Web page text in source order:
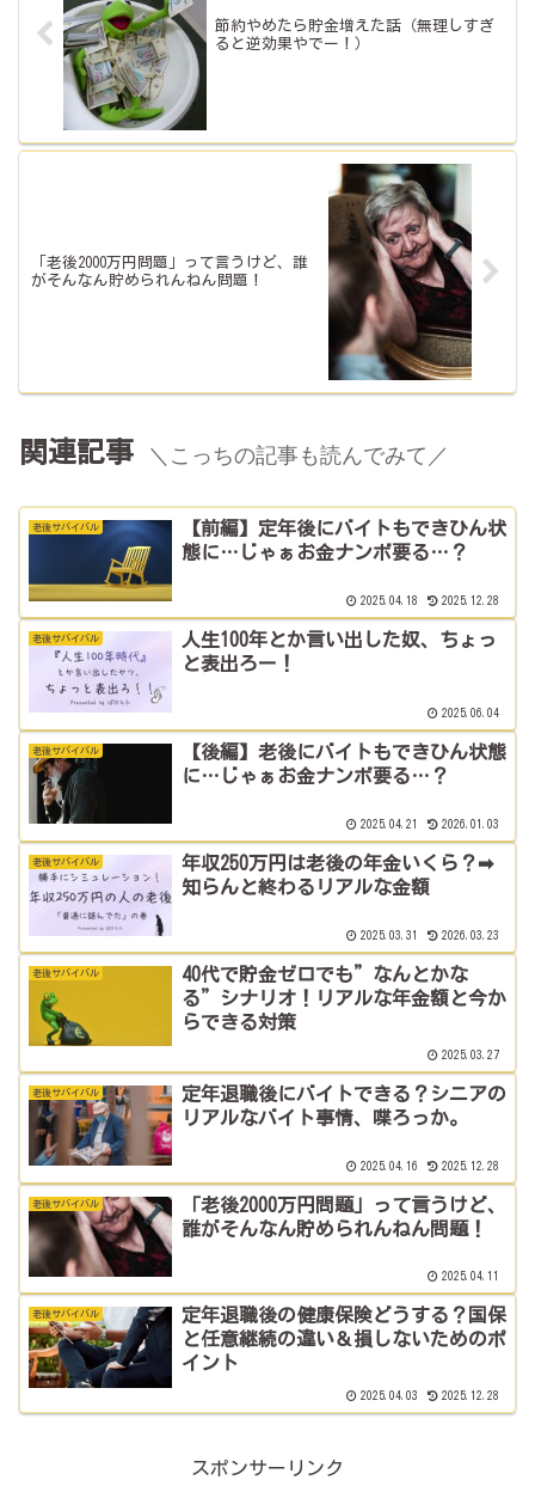
節約やめたら貯金増えた話（無理しすぎ
ると逆効果やでー！）
「老後2000万円問題」って言うけど、誰
がそんなん貯められんねん問題！
関連記事 ＼こっちの記事も読んでみて／
老後サバイバル
【前編】定年後にバイトもできひん状
態に…じゃぁお金ナンボ要る…？
2025.04.18 2025.12.28
老後サバイバル
人生100年とか言い出した奴、ちょっ
と表出ろー！
2025.06.04
老後サバイバル
【後編】老後にバイトもできひん状態
に…じゃぁお金ナンボ要る…？
2025.04.21 2026.01.03
老後サバイバル
年収250万円は老後の年金いくら？➡
知らんと終わるリアルな金額
2025.03.31 2026.03.23
老後サバイバル
40代で貯金ゼロでも”なんとかな
る”シナリオ！リアルな年金額と今か
らできる対策
2025.03.27
老後サバイバル
定年退職後にバイトできる？シニアの
リアルなバイト事情、喋ろっか。
2025.04.16 2025.12.28
老後サバイバル
「老後2000万円問題」って言うけど、
誰がそんなん貯められんねん問題！
2025.04.11
老後サバイバル
定年退職後の健康保険どうする？国保
と任意継続の違い＆損しないためのポ
イント
2025.04.03 2025.12.28
スポンサーリンク